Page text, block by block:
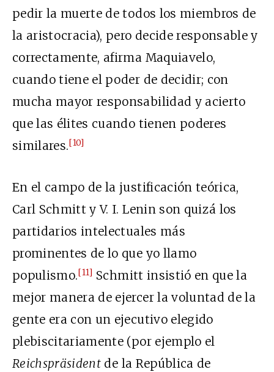
pedir la muerte de todos los miembros de
la aristocracia), pero decide responsable y
correctamente, afirma Maquiavelo,
cuando tiene el poder de decidir; con
mucha mayor responsabilidad y acierto
que las élites cuando tienen poderes
similares.[10]
En el campo de la justificación teórica,
Carl Schmitt y V. I. Lenin son quizá los
partidarios intelectuales más
prominentes de lo que yo llamo
populismo.[11] Schmitt insistió en que la
mejor manera de ejercer la voluntad de la
gente era con un ejecutivo elegido
plebiscitariamente (por ejemplo el
Reichspräsident de la República de